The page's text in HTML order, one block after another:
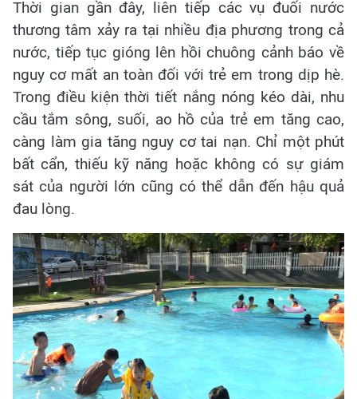
Thời gian gần đây, liên tiếp các vụ đuối nước
thương tâm xảy ra tại nhiều địa phương trong cả
nước, tiếp tục gióng lên hồi chuông cảnh báo về
nguy cơ mất an toàn đối với trẻ em trong dịp hè.
Trong điều kiện thời tiết nắng nóng kéo dài, nhu
cầu tắm sông, suối, ao hồ của trẻ em tăng cao,
càng làm gia tăng nguy cơ tai nạn. Chỉ một phút
bất cẩn, thiếu kỹ năng hoặc không có sự giám
sát của người lớn cũng có thể dẫn đến hậu quả
đau lòng.